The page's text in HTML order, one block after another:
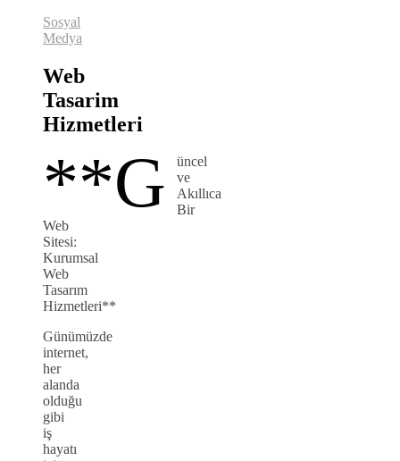
Sosyal
Medya
Web
Tasarim
Hizmetleri
**G
üncel
ve
Akıllıca
Bir
Web
Sitesi:
Kurumsal
Web
Tasarım
Hizmetleri**
Günümüzde
internet,
her
alanda
olduğu
gibi
iş
hayatı